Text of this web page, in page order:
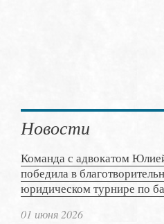
Новости
Команда с адвокатом
победила в
юридическом турнире по
01 июня 2026